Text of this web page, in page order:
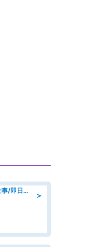
＞
営業/商社でのルート営業のお仕事/即日勤務可/車通勤可/営業